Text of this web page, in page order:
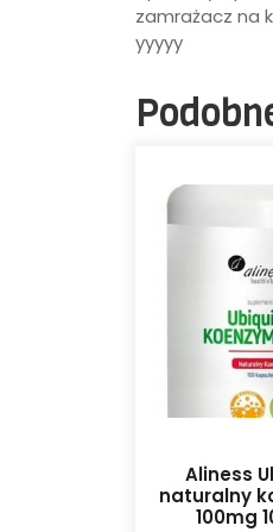
zamrażacz na
yyyyy
Aliness
naturalny
100mg